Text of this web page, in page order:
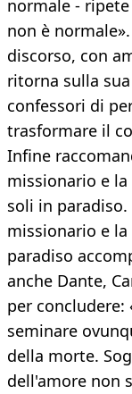
normale -
non è
discorso, con
ritorna sulla
confessori di
trasformare il
Infine
missionario e
soli in
missionario e
paradiso
anche Dante,
per
seminare
della morte.
dell'amore non